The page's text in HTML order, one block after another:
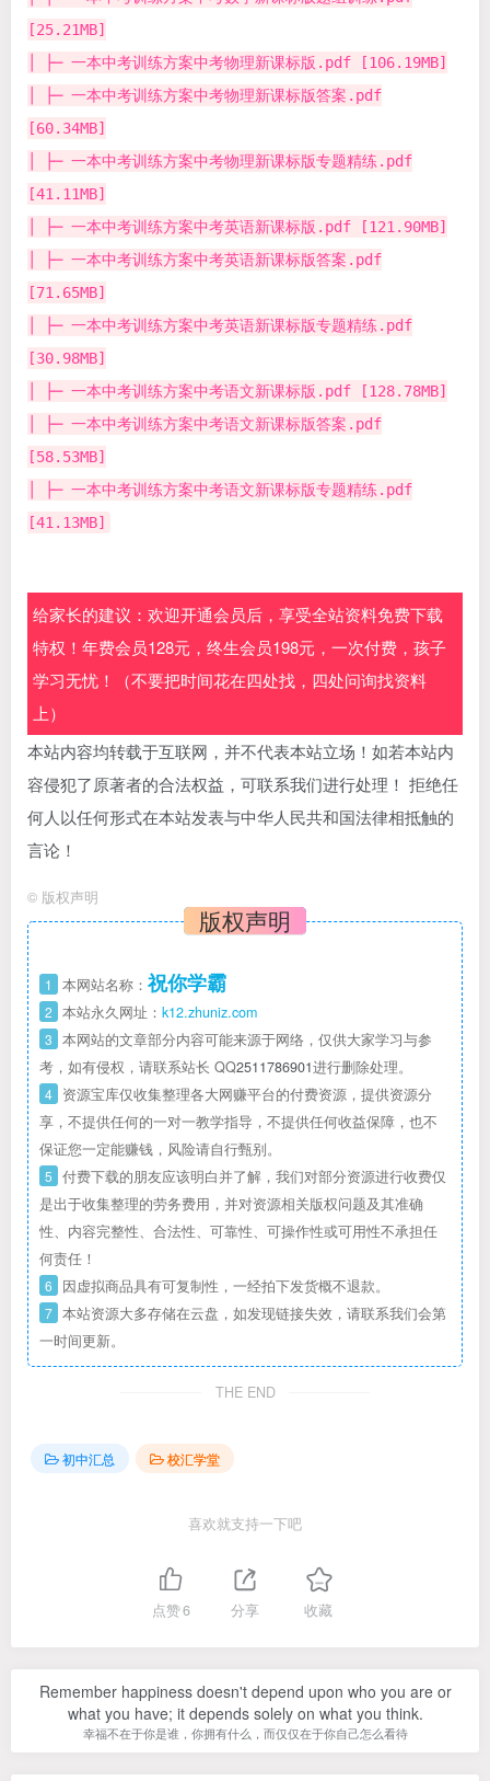
[25.21MB]
│ ├─ 一本中考训练方案中考物理新课标版.pdf [106.19MB]
│ ├─ 一本中考训练方案中考物理新课标版答案.pdf
[60.34MB]
│ ├─ 一本中考训练方案中考物理新课标版专题精练.pdf
[41.11MB]
│ ├─ 一本中考训练方案中考英语新课标版.pdf [121.90MB]
│ ├─ 一本中考训练方案中考英语新课标版答案.pdf
[71.65MB]
│ ├─ 一本中考训练方案中考英语新课标版专题精练.pdf
[30.98MB]
│ ├─ 一本中考训练方案中考语文新课标版.pdf [128.78MB]
│ ├─ 一本中考训练方案中考语文新课标版答案.pdf
[58.53MB]
│ ├─ 一本中考训练方案中考语文新课标版专题精练.pdf
[41.13MB]
给家长的建议：欢迎开通会员后，享受全站资料免费下载
特权！年费会员128元，终生会员198元，一次付费，孩子
学习无忧！（不要把时间花在四处找，四处问询找资料
上）
本站内容均转载于互联网，并不代表本站立场！如若本站内
容侵犯了原著者的合法权益，可联系我们进行处理！ 拒绝任
何人以任何形式在本站发表与中华人民共和国法律相抵触的
言论！
© 版权声明
版权声明
1 本网站名称： 祝你学霸
2 本站永久网址： k12.zhuniz.com
3 本网站的文章部分内容可能来源于网络，仅供大家学习与参
考，如有侵权，请联系站长 QQ2511786901进行删除处理。
4 资源宝库仅收集整理各大网赚平台的付费资源，提供资源分
享，不提供任何的一对一教学指导，不提供任何收益保障，也不
保证您一定能赚钱，风险请自行甄别。
5 付费下载的朋友应该明白并了解，我们对部分资源进行收费仅
是出于收集整理的劳务费用，并对资源相关版权问题及其准确
性、内容完整性、合法性、可靠性、可操作性或可用性不承担任
何责任！
6 因虚拟商品具有可复制性，一经拍下发货概不退款。
7 本站资源大多存储在云盘，如发现链接失效，请联系我们会第
一时间更新。
THE END
初中汇总 校汇学堂
喜欢就支持一下吧
点赞6 分享 收藏
Remember happiness doesn't depend upon who you are or
what you have; it depends solely on what you think.
幸福不在于你是谁，你拥有什么，而仅仅在于你自己怎么看待